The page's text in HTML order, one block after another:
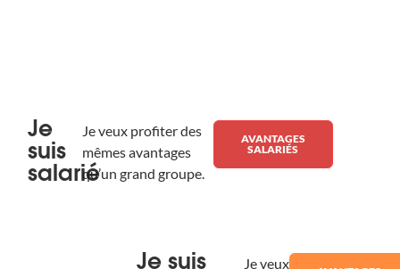
Je
suis
salarié
Je veux profiter des
mêmes avantages
qu’un grand groupe.
AVANTAGES
SALARIÉS
Je suis
Je veux